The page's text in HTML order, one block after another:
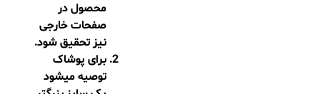
محصول در
صفحات خارجی
نیز تحقیق شود.
برای پوشاک
توصیه میشود